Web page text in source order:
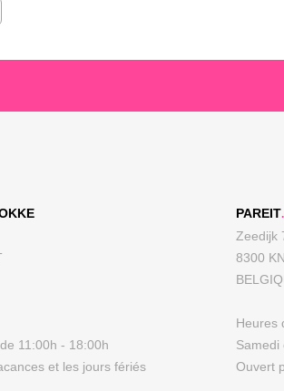
11:00h - 18:00h
et les jours fériés
PAREIT
Zeedijk
8300
Heures
Samedi
Ouvert